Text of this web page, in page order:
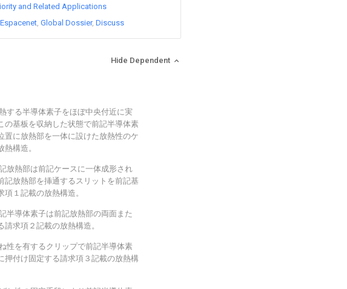
and Related Applications
Espacenet Global Dossier Discuss
Hide Dependent
する半導体素子をほぼ中央付近に実
の基板を収納した状態で前記半導体素
置に放熱部を一体に設けた放熱性のケ
熱構造。
放熱部は前記ケースに一体成形され
記放熱部を挿通するスリットを前記基
項１記載の放熱構造。
半導体素子は前記放熱部の両面また
請求項２記載の放熱構造。
性を有するクリップで前記半導体素
押付け固定する請求項３記載の放熱構